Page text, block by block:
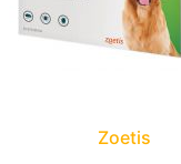
Zoetis